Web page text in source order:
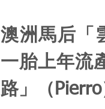
澳洲馬后「
一胎上年流
路」（Pierro